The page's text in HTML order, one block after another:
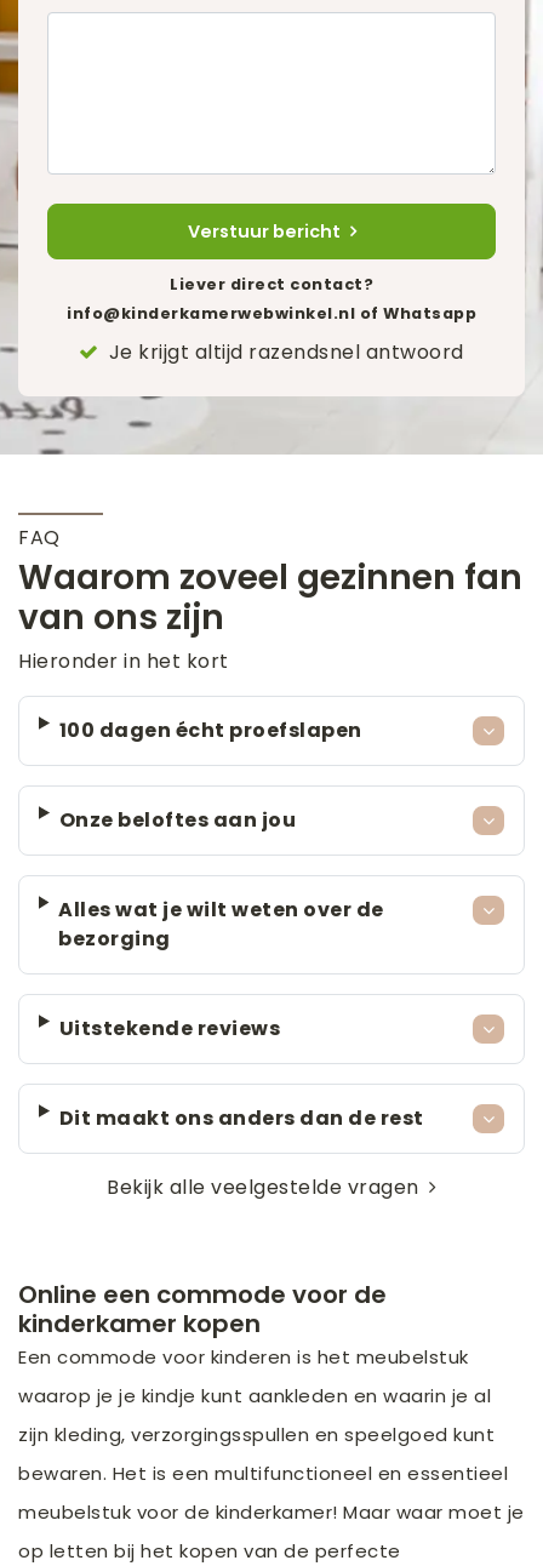
Verstuur bericht
Liever direct contact?
info@kinderkamerwebwinkel.nl of Whatsapp
Je krijgt altijd razendsnel antwoord
FAQ
Waarom zoveel gezinnen fan
van ons zijn
Hieronder in het kort
100 dagen écht proefslapen
Onze beloftes aan jou
Alles wat je wilt weten over de
bezorging
Uitstekende reviews
Dit maakt ons anders dan de rest
Bekijk alle veelgestelde vragen
Online een commode voor de
kinderkamer kopen
Een commode voor kinderen is het meubelstuk
waarop je je kindje kunt aankleden en waarin je al
zijn kleding, verzorgingsspullen en speelgoed kunt
bewaren. Het is een multifunctioneel en essentieel
meubelstuk voor de kinderkamer! Maar waar moet je
op letten bij het kopen van de perfecte